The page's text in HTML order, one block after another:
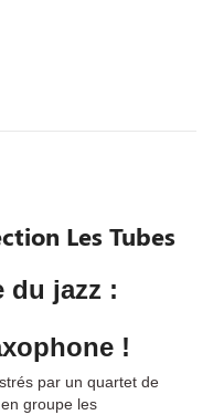
Les Tubes
du jazz :
!
par un quartet de
groupe les